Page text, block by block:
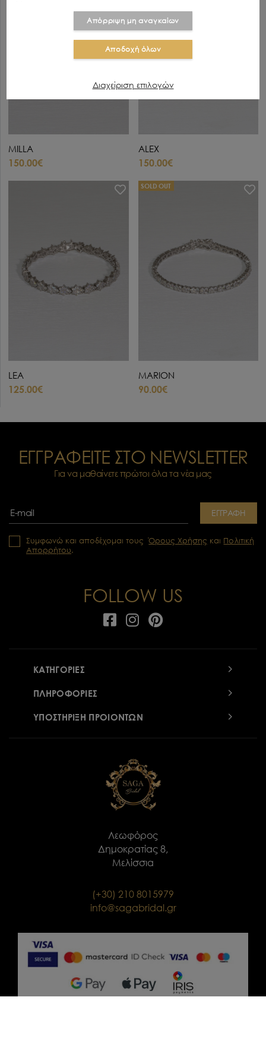
MILLA
150.00€
ALEX
150.00€
LEA
125.00€
SOLD OUT
MARION
90.00€
ΕΓΓΡΑΦΕΙΤΕ ΣΤΟ NEWSLETTER
Για να μαθαίνετε πρώτοι όλα τα νέα μας
ΕΓΓΡΑΦΗ
Συμφωνώ και αποδέχομαι τουςΌρους Χρήσης και Πολιτική
Απορρήτου.
FOLLOW US
ΚΑΤΗΓΟΡΙΕΣ
ΠΛΗΡΟΦΟΡΙΕΣ
ΥΠΟΣΤΗΡΙΞΗ ΠΡΟΙΟΝΤΩΝ
Λεωφόρος
Δημοκρατίας 8,
Μελίσσια
(+30) 210 8015979
info@sagabridal.gr
Απόρριψη μη αναγκαίων
Αποδοχή όλων
Διαχείριση επιλογών